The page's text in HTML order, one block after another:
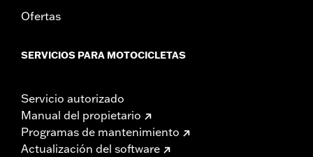
Ofertas
SERVICIOS PARA MOTOCICLETAS
Servicio autorizado
Manual del propietario
Programas de mantenimiento
Actualización del software